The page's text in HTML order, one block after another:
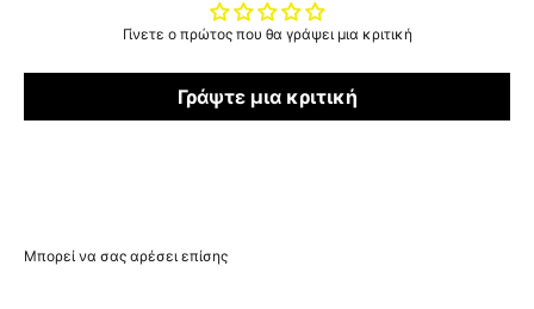
Γίνετε ο πρώτος που θα γράψει μια κριτική
Γράψτε μια κριτική